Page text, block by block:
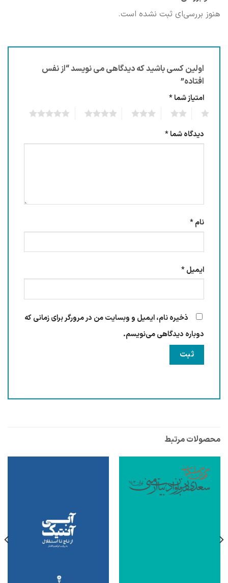
هنوز بررسی‌ای ثبت نشده است.
اولین کسی باشید که دیدگاهی می نویسد “از نفس
افتاده”
امتیاز شما*
دیدگاه شما*
نام*
ایمیل*
ذخیره نام، ایمیل و وبسایت من در مرورگر برای زمانی که
دوباره دیدگاهی می‌نویسم.
محصولات مرتبط